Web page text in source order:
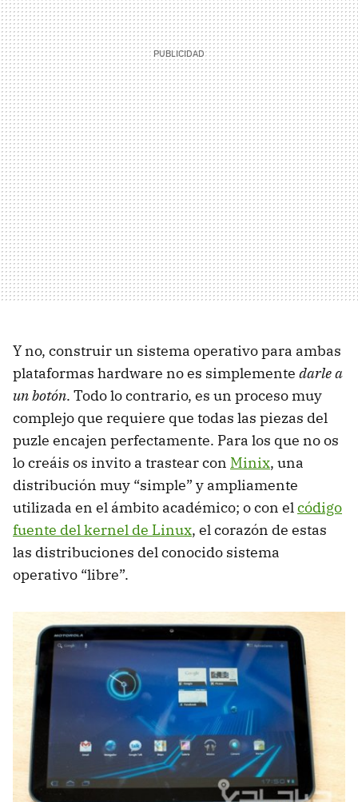
Y no, construir un sistema operativo para ambas
plataformas hardware no es simplemente darle a
un botón. Todo lo contrario, es un proceso muy
complejo que requiere que todas las piezas del
puzle encajen perfectamente. Para los que no os
lo creáis os invito a trastear con Minix, una
distribución muy “simple” y ampliamente
utilizada en el ámbito académico; o con elcódigo
fuente del kernel de Linux, el corazón de estas
las distribuciones del conocido sistema
operativo “libre”.